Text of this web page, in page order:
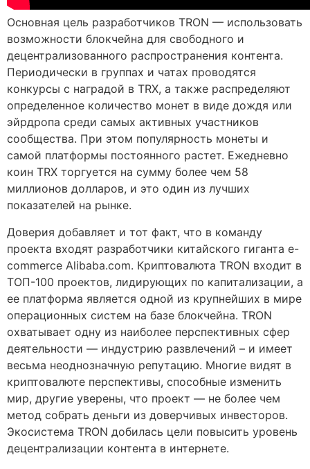
Основная цель разработчиков TRON — использовать
возможности блокчейна для свободного и
децентрализованного распространения контента.
Периодически в группах и чатах проводятся
конкурсы с наградой в TRX, а также распределяют
определенное количество монет в виде дождя или
эйрдропа среди самых активных участников
сообщества. При этом популярность монеты и
самой платформы постоянного растет. Ежедневно
коин TRX торгуется на сумму более чем 58
миллионов долларов, и это один из лучших
показателей на рынке.
Доверия добавляет и тот факт, что в команду
проекта входят разработчики китайского гиганта e-
commerce Alibaba.com. Криптовалюта TRON входит в
ТОП-100 проектов, лидирующих по капитализации, а
ее платформа является одной из крупнейших в мире
операционных систем на базе блокчейна. TRON
охватывает одну из наиболее перспективных сфер
деятельности — индустрию развлечений – и имеет
весьма неоднозначную репутацию. Многие видят в
криптовалюте перспективы, способные изменить
мир, другие уверены, что проект — не более чем
метод собрать деньги из доверчивых инвесторов.
Экосистема TRON добилась цели повысить уровень
децентрализации контента в интернете.